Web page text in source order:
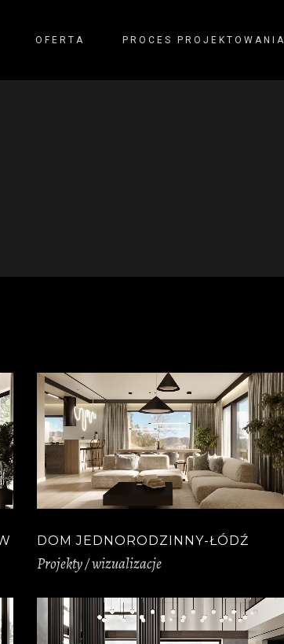
OFERTA PROCES PROJEKTOWANIA
DOM JEDNORODZINNY-ŁÓDŹ
Projekty / wizualizacje